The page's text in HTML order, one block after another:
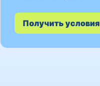
Получить условия